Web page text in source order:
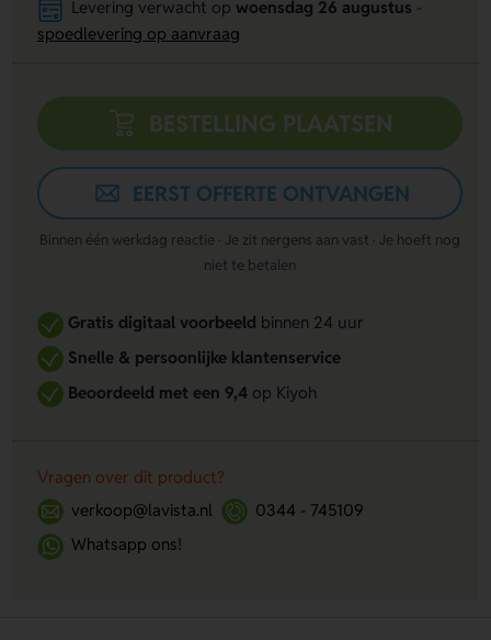
Levering verwacht op woensdag 26 augustus
spoedlevering op aanvraag
BESTELLING PLAATSEN
EERST OFFERTE ONTVANGEN
Binnen één werkdag reactie · Je zit nergens aan vast · Je hoeft nog
niet te betalen
Gratis digitaal voorbeeld binnen 24 uur
Snelle & persoonlijke klantenservice
Beoordeeld met een 9,4op Kiyoh
Vragen over dit product?
verkoop@lavista.nl
0344 - 745109
Whatsapp ons!